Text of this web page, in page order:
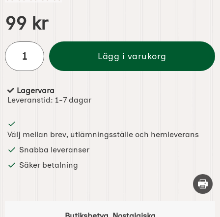
Handla denna produkt Bakelseform 6 pack
pris
99 kr
antal
Lägg i varukorg
Tillgänglighet:
Lagervara
Leveranstid: 1-7 dagar
Välj mellan brev, utlämningsställe och hemleverans
Snabba leveranser
Säker betalning
Skriv